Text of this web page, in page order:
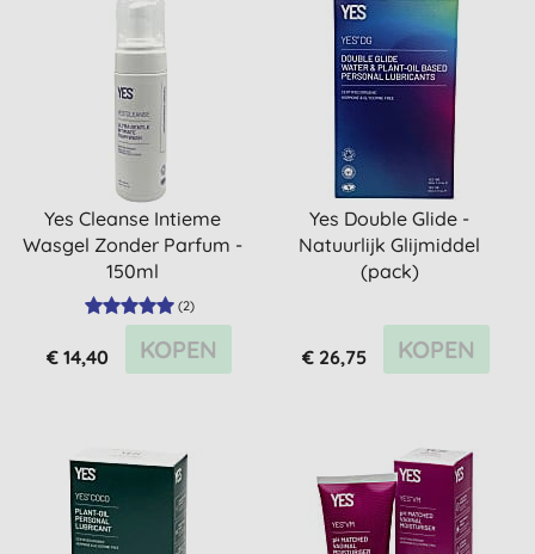
Yes Cleanse Intieme
Wasgel Zonder Parfum -
150ml
(2)
€ 14,40 KOPEN
Yes Double Glide -
Natuurlijk Glijmiddel
(pack)
€ 26,75 KOPEN